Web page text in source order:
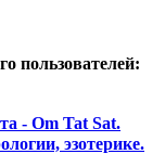
пользователей:
- Om Tat Sat.
эзотерике.